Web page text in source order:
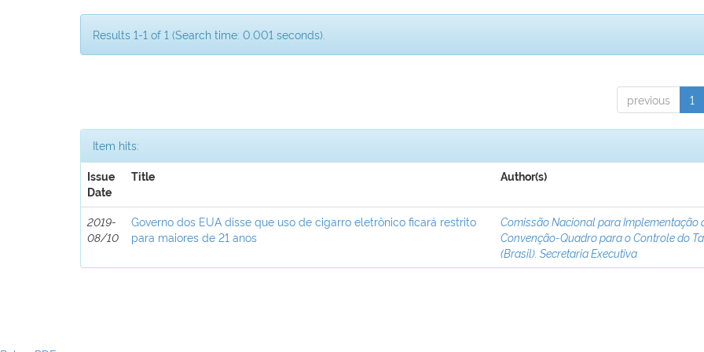
Results 1-1 of 1 (Search time: 0.001 seconds).
previous 1
Item hits:
Issue
Date
Title Author(s)
2019-
08/10
Governo dos EUA disse que uso de cigarro eletrônico ficará restrito
para maiores de 21 anos
Comissão Nacional para Implementação
Convenção-Quadro para o Controle do
(Brasil). Secretaria Executiva